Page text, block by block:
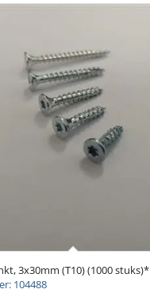
3x30mm (T10) (1000 stuks)*
104488